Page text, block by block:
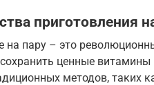
приготовления
на пару – это
ценные витамины
методов, таких